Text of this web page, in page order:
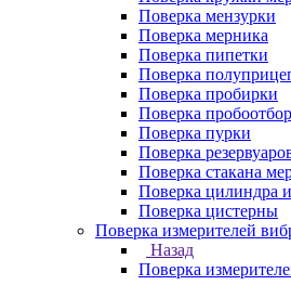
Поверка мензурки
Поверка мерника
Поверка пипетки
Поверка
Поверка пробирки
Поверка
Поверка пурки
Поверка
Поверка стакана
Поверка цилиндра
Поверка цистерны
Поверка измерителей
Назад
Поверка